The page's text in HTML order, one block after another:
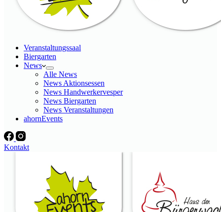
Veranstaltungssaal
Biergarten
News
Alle News
News Aktionsessen
News Handwerkervesper
News Biergarten
News Veranstaltungen
ahornEvents
Kontakt